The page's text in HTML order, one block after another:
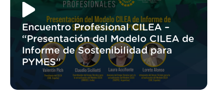
Encuentro Profesional CILEA –
“Presentación del Modelo CILEA de
Informe de Sostenibilidad para
PYMES”